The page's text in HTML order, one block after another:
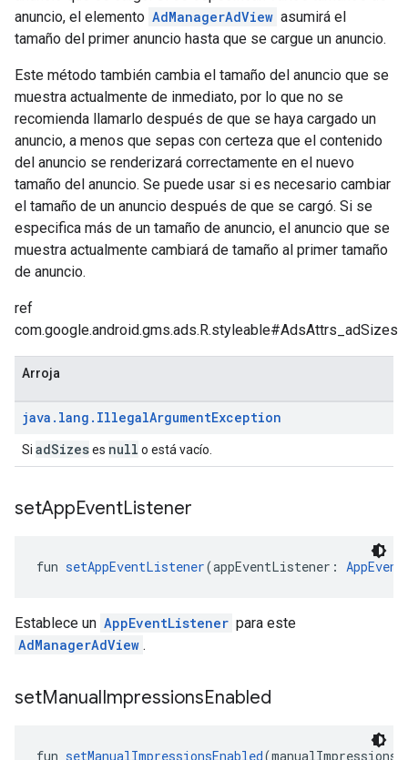
anuncio, el elemento AdManagerAdView asumirá el
tamaño del primer anuncio hasta que se cargue un anuncio.
Este método también cambia el tamaño del anuncio que se
muestra actualmente de inmediato, por lo que no se
recomienda llamarlo después de que se haya cargado un
anuncio, a menos que sepas con certeza que el contenido
del anuncio se renderizará correctamente en el nuevo
tamaño del anuncio. Se puede usar si es necesario cambiar
el tamaño de un anuncio después de que se cargó. Si se
especifica más de un tamaño de anuncio, el anuncio que se
muestra actualmente cambiará de tamaño al primer tamaño
de anuncio.
ref
com.google.android.gms.ads.R.styleable#AdsAttrs_adSizes
Arroja
java . lang . IllegalArgumentException
Si adSizeses null o está vacío.
setAppEventListener
fun setAppEventListener(appEventListener:
Establece un AppEventListener para este
AdManagerAdView .
setManualImpressionsEnabled
fun setManualImpressionsEnabled